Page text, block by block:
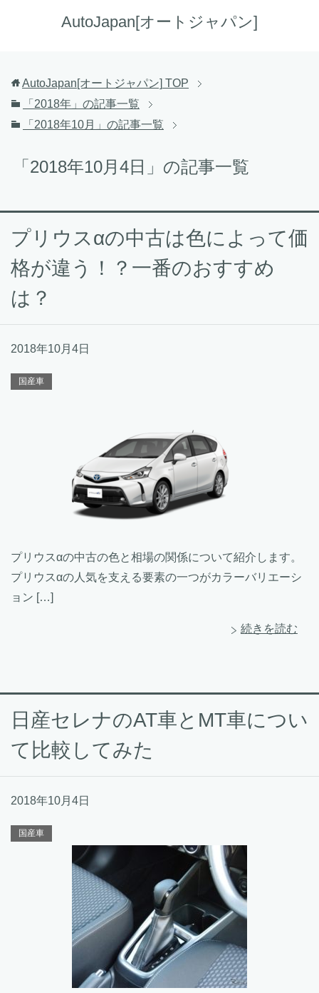
AutoJapan[オートジャパン]
AutoJapan[オートジャパン] TOP
「2018年」の記事一覧
「2018年10月」の記事一覧
「2018年10月4日」の記事一覧
プリウスαの中古は色によって価
格が違う！？一番のおすすめ
は？
2018年10月4日
国産車
プリウスαの中古の色と相場の関係について紹介します。
プリウスαの人気を支える要素の一つがカラーバリエーシ
ョン […]
続きを読む
日産セレナのAT車とMT車につい
て比較してみた
2018年10月4日
国産車